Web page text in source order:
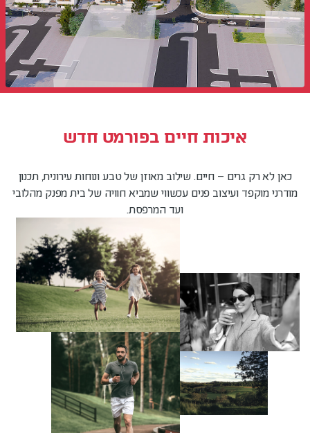
איכות חיים בפורמט חדש
כאן לא רק גרים – חיים. שילוב מאוזן של טבע ונוחות עירונית, תכנון
מודרני מוקפד ועיצוב פנים עכשווי שמביא חוויה של בית מפנק מהלובי
ועד המרפסת.